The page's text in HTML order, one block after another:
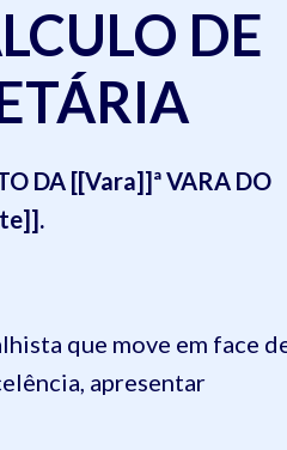
DE
DA [[Vara]]ª VARA DO
que move em face
apresentar